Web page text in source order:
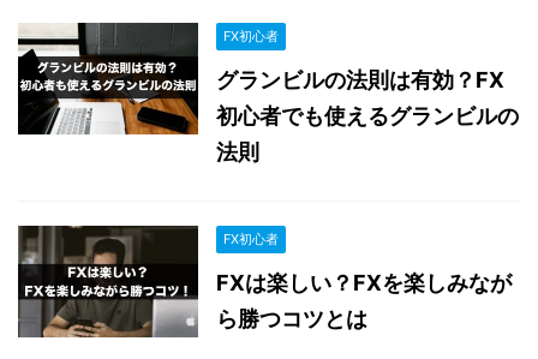
FX初心者
グランビルの法則は有効？FX
初心者でも使えるグランビルの
法則
FX初心者
FXは楽しい？FXを楽しみなが
ら勝つコツとは